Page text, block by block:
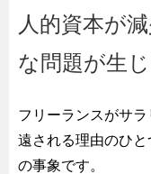
人的資本が
な問題が生
フリーランスがサ
遠される理由のひ
の事象です。